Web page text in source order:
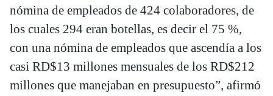
nómina de empleados de 424 colaboradores, de
los cuales 294 eran botellas, es decir el 75 %,
con una nómina de empleados que ascendía a los
casi RD$13 millones mensuales de los RD$212
millones que manejaban en presupuesto”, afirmó